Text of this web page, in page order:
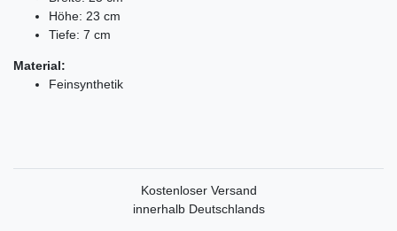
Höhe: 23 cm
Tiefe: 7 cm
Material:
Feinsynthetik
Kostenloser Versand
innerhalb Deutschlands